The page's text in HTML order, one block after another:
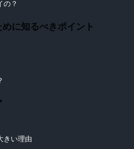
の？
に知るべきポイント
きい理由